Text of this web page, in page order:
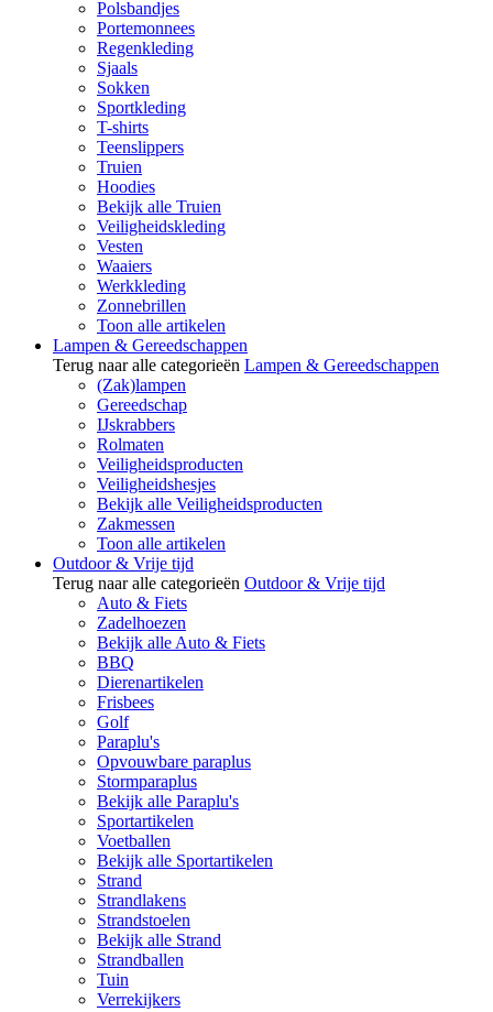
Polsbandjes
Portemonnees
Regenkleding
Sjaals
Sokken
Sportkleding
T-shirts
Teenslippers
Truien
Hoodies
Bekijk alle Truien
Veiligheidskleding
Vesten
Waaiers
Werkkleding
Zonnebrillen
Toon alle artikelen
Lampen & Gereedschappen
Terug naar alle categorieën Lampen & Gereedschappen
(Zak)lampen
Gereedschap
IJskrabbers
Rolmaten
Veiligheidsproducten
Veiligheidshesjes
Bekijk alle Veiligheidsproducten
Zakmessen
Toon alle artikelen
Outdoor & Vrije tijd
Terug naar alle categorieën Outdoor & Vrije tijd
Auto & Fiets
Zadelhoezen
Bekijk alle Auto & Fiets
BBQ
Dierenartikelen
Frisbees
Golf
Paraplu's
Opvouwbare paraplus
Stormparaplus
Bekijk alle Paraplu's
Sportartikelen
Voetballen
Bekijk alle Sportartikelen
Strand
Strandlakens
Strandstoelen
Bekijk alle Strand
Strandballen
Tuin
Verrekijkers